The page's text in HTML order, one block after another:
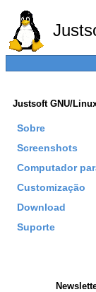
Justsoft GNU/
Sobre
Screenshots
Computador
Customização
Download
Suporte